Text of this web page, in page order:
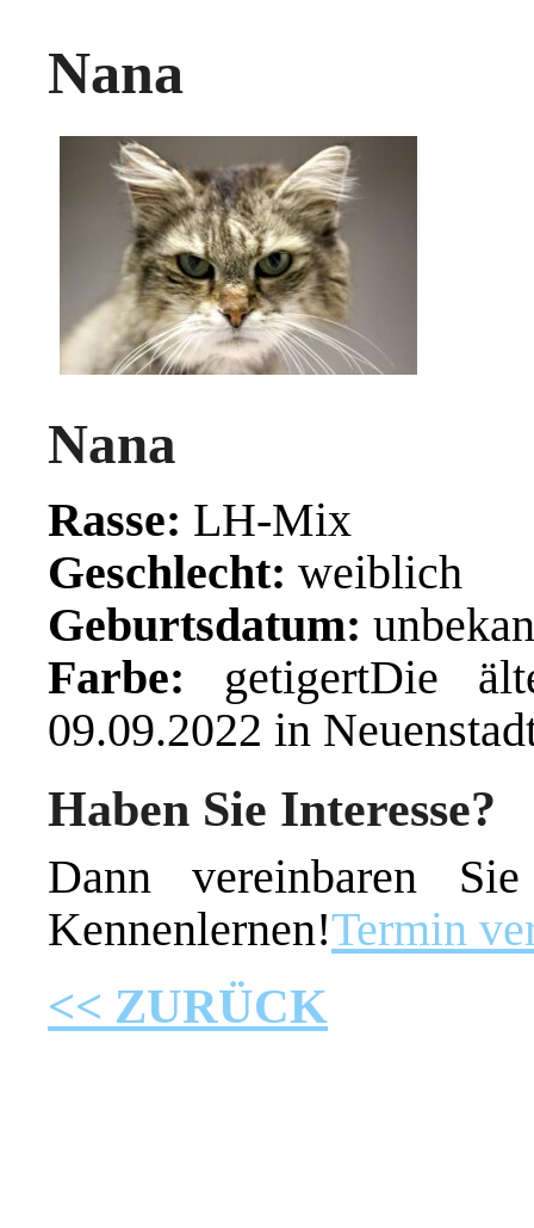
Nana
Nana
Rasse: LH-Mix
Geschlecht: weiblich
Geburtsdatum:
Farbe: getigertDie
09.09.2022 in
Haben Sie Interesse?
Dann vereinbaren
Kennenlernen!Termin
<< ZURÜCK